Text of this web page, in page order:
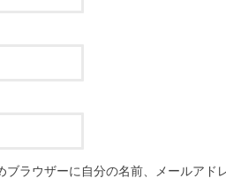
ラウザーに自分の名前、メールアド